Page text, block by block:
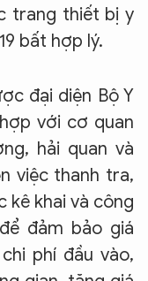
trang thiết bị y
bất hợp lý.
đại diện Bộ Y
với cơ quan
hải quan và
việc thanh tra,
kê khai và công
đảm bảo giá
phí đầu vào,